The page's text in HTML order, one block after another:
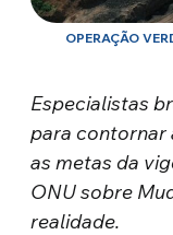
OPERAÇÃO
Especialistas
para contornar
as metas da
ONU sobre
realidade.